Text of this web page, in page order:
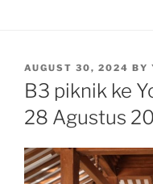
POSTED
ON
AUGUST 30, 2024 BY
B3 piknik ke
28 Agustus